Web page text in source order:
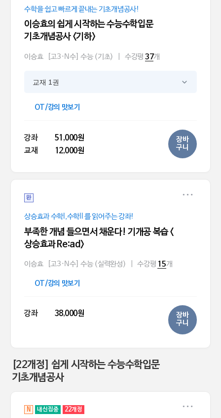
수학을 쉽고 빠르게 끝내는 기초개념공사!
이승효의 쉽게 시작하는 수능수학입문
기초개념공사 <기하>
이승효 [고3·N수] 수능 (기초) 수강평 37개
교재 1권
OT/강의 맛보기
강좌
51,000원
교재
12,000원
장바
구니
완
상승효과 수학l,수학ll 를 읽어주는 강좌!
부족한 개념 들으면서 채운다! 기개공 복습 <
상승효과 Re:ad>
이승효 [고3·N수] 수능 (실력완성) 수강평 15개
OT/강의 맛보기
강좌 38,000원
장바
구니
[22개정] 쉽게 시작하는 수능수학입문
기초개념공사
N 내신집중 22개정